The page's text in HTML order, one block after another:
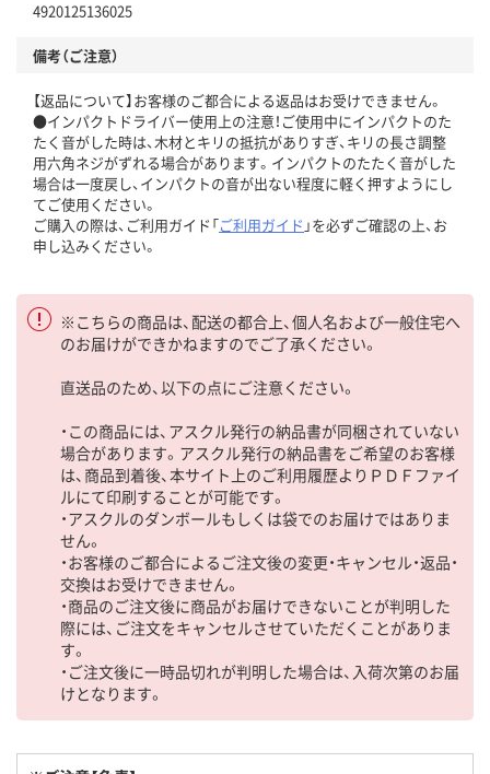
4920125136025
備考（ご注意）
【返品について】お客様のご都合による返品はお受けできません。
●インパクトドライバー使用上の注意！ご使用中にインパクトのた
たく音がした時は、木材とキリの抵抗がありすぎ、キリの長さ調整
用六角ネジがずれる場合があります。インパクトのたたく音がした
場合は一度戻し、インパクトの音が出ない程度に軽く押すようにし
てご使用ください。
ご購入の際は、ご利用ガイド「ご利用ガイド 」を必ずご確認の上、お
申し込みください。
※こちらの商品は、配送の都合上、個人名および一般住宅へ
のお届けができかねますのでご了承ください。
直送品のため、以下の点にご注意ください。
・この商品には、アスクル発行の納品書が同梱されていない
場合があります。アスクル発行の納品書をご希望のお客様
は、商品到着後、本サイト上のご利用履歴よりＰＤＦファイ
ルにて印刷することが可能です。
・アスクルのダンボールもしくは袋でのお届けではありま
せん。
・お客様のご都合によるご注文後の変更・キャンセル・返品・
交換はお受けできません。
・商品のご注文後に商品がお届けできないことが判明した
際には、ご注文をキャンセルさせていただくことがありま
す。
・ご注文後に一時品切れが判明した場合は、入荷次第のお届
けとなります。